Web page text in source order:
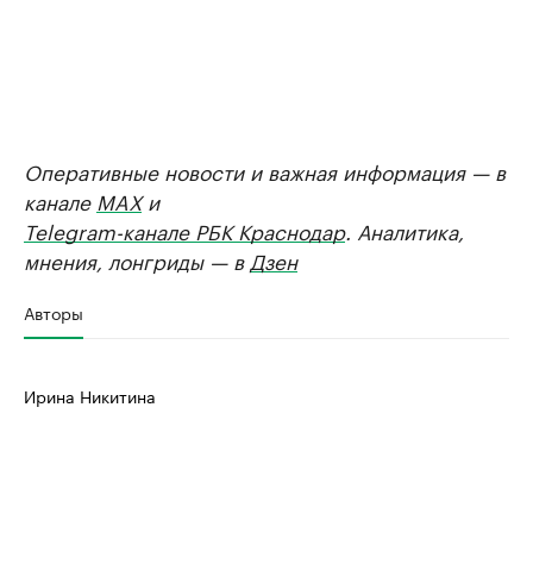
Оперативные новости и важная информация — в
канале MAXи
Telegram-канале РБК Краснодар. Аналитика,
мнения, лонгриды — в Дзен
Авторы
Ирина Никитина